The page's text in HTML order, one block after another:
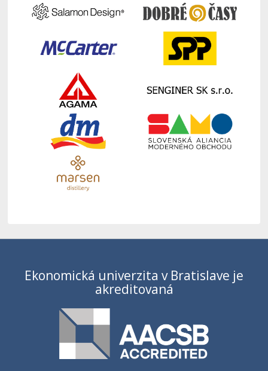
Ekonomická univerzita v Bratislave je
akreditovaná